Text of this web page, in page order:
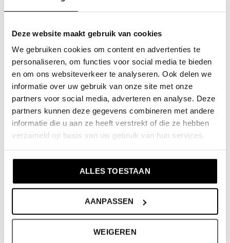
Deze website maakt gebruik van cookies
We gebruiken cookies om content en advertenties te
personaliseren, om functies voor social media te bieden
en om ons websiteverkeer te analyseren. Ook delen we
informatie over uw gebruik van onze site met onze
partners voor social media, adverteren en analyse. Deze
partners kunnen deze gegevens combineren met andere
informatie die u aan ze heeft verstrekt of die ze hebben
verzameld op basis van uw gebruik van hun services.
ALLES TOESTAAN
AANPASSEN
WEIGEREN
ganzen Tag über angenehm zu tragen ist.
eines echten Fans nicht fehlen sollte.
Verfügbare Größen (Kombinationsgrößen): Erhältlich
in den Größen 110 bis 164:
122/128
134/140
146/152
Artikelnummer:NX58154-1
No Way Monday x JOB Dutchtuber